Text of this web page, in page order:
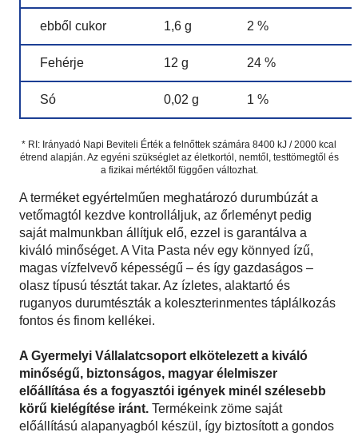
ebből cukor 1,6 g 2 %
Fehérje 12 g 24 %
Só 0,02 g 1 %
* RI: Irányadó Napi Beviteli Érték a felnőttek számára 8400 kJ / 2000 kcal
étrend alapján. Az egyéni szükséglet az életkortól, nemtől, testtömegtől és
a fizikai mértéktől függően változhat.
A terméket egyértelműen meghatározó durumbúzát a
vetőmagtól kezdve kontrolláljuk, az őrleményt pedig
saját malmunkban állítjuk elő, ezzel is garantálva a
kiváló minőséget. A Vita Pasta név egy könnyed ízű,
magas vízfelvevő képességű – és így gazdaságos –
olasz típusú tésztát takar. Az ízletes, alaktartó és
ruganyos durumtészták a koleszterinmentes táplálkozás
fontos és finom kellékei.
A Gyermelyi Vállalatcsoport elkötelezett a kiváló
minőségű, biztonságos, magyar élelmiszer
előállítása és a fogyasztói igények minél szélesebb
körű kielégítése iránt. Termékeink zöme saját
előállítású alapanyagból készül, így biztosított a gondos